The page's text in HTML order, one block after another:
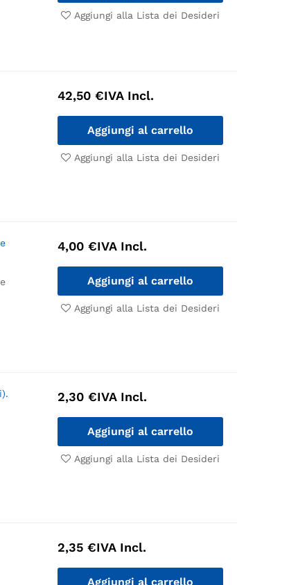
Aggiungi alla Lista dei Desideri
42,50 €IVA Incl.
Aggiungi al carrello
Aggiungi alla Lista dei Desideri
4,00 €IVA Incl.
Aggiungi al carrello
Aggiungi alla Lista dei Desideri
2,30 €IVA Incl.
Aggiungi al carrello
Aggiungi alla Lista dei Desideri
2,35 €IVA Incl.
Aggiungi al carrello